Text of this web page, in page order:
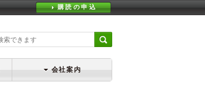
購読の申込
会社案内